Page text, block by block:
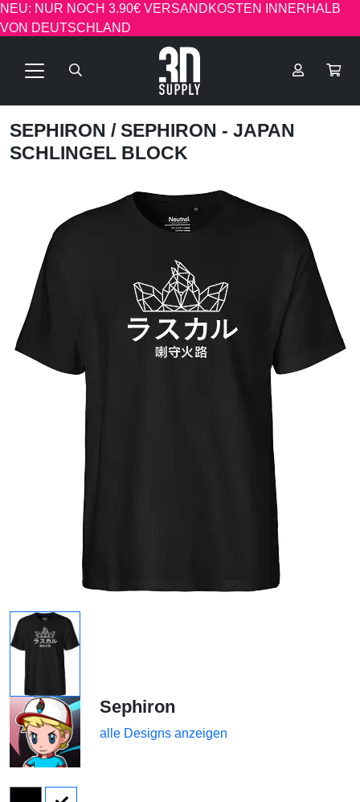
NEU: NUR NOCH 3.90€ VERSANDKOSTEN INNERHALB
VON DEUTSCHLAND
SEPHIRON / SEPHIRON - JAPAN
SCHLINGEL BLOCK
Sephiron
alle Designs anzeigen